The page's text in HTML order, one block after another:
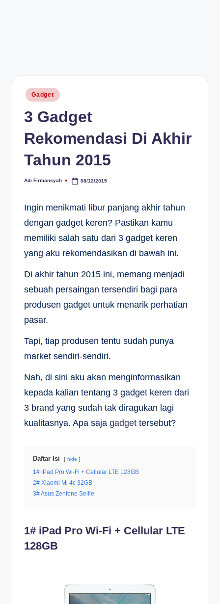
Posted
in
Gadget
3 Gadget
Rekomendasi Di Akhir
Tahun 2015
Posted
Adi Firmansyah 08/12/2015
Ingin menikmati libur panjang akhir tahun
dengan gadget keren? Pastikan kamu
memiliki salah satu dari 3 gadget keren
yang aku rekomendasikan di bawah ini.
Di akhir tahun 2015 ini, memang menjadi
sebuah persaingan tersendiri bagi para
produsen gadget untuk menarik perhatian
pasar.
Tapi, tiap produsen tentu sudah punya
market sendiri-sendiri.
Nah, di sini aku akan menginformasikan
kepada kalian tentang 3 gadget keren dari
3 brand yang sudah tak diragukan lagi
kualitasnya. Apa saja gadget tersebut?
Daftar Isi hide
1# iPad Pro Wi-Fi + Cellular LTE 128GB
2# Xiaomi Mi 4c 32GB
3# Asus Zenfone Selfie
1# iPad Pro Wi-Fi + Cellular LTE
128GB